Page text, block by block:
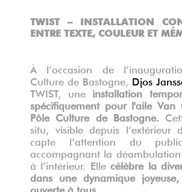
TWIST – INSTALLATION
ENTRE TEXTE, COULEUR ET
À l’occasion de
Culture de Bastogne, Djos
TWIST, une installation
spécifiquement pour l'aile Van
Pôle Culture de Bastogne
situ, visible depuis l’extérieur
capte l’attention du
accompagnant la déambulation
à l’intérieur. Elle célèbre la
dans une dynamique
ouverte à tous.